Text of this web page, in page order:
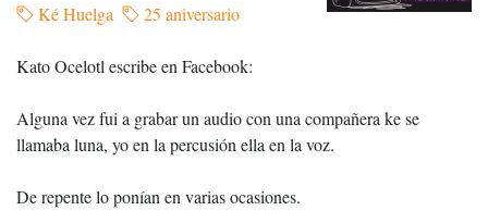
Ké Huelga 25 aniversario
Kato Ocelotl escribe en Facebook:
Alguna vez fui a grabar un audio con una compañera ke se
llamaba luna, yo en la percusión ella en la voz.
De repente lo ponían en varias ocasiones.